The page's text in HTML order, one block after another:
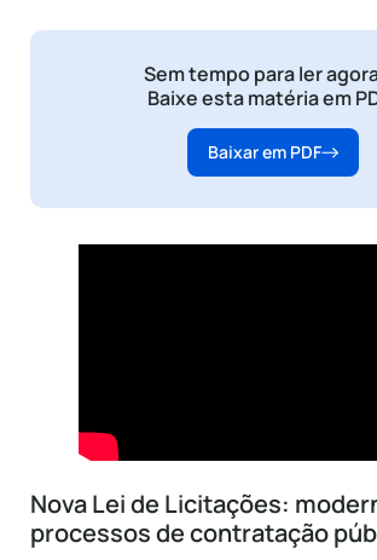
Sem tempo para ler
Baixe esta matéria em
Baixar em PDF
Nova Lei de Licitações:
processos de contratação